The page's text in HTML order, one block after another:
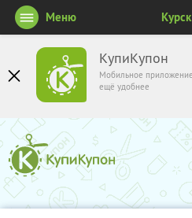
КупиКупон
Мобильное приложение
ещё удобнее
Меню Курск